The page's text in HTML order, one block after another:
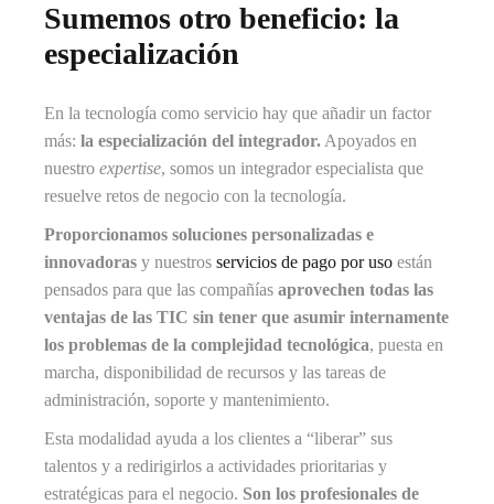
Sumemos otro beneficio: la
especialización
En la tecnología como servicio hay que añadir un factor
más: la especialización del integrador. Apoyados en
nuestroexpertise, somos un integrador especialista que
resuelve retos de negocio con la tecnología.
Proporcionamos soluciones personalizadas e
innovadoras y nuestrosservicios de pago por uso están
pensados para que las compañíasaprovechen todas las
ventajas de las TIC sin tener que asumir internamente
los problemas de la complejidad tecnológica, puesta en
marcha, disponibilidad de recursos y las tareas de
administración, soporte y mantenimiento.
Esta modalidad ayuda a los clientes a “liberar” sus
talentos y a redirigirlos a actividades prioritarias y
estratégicas para el negocio. Son los profesionales de